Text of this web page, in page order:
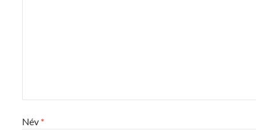
Név *